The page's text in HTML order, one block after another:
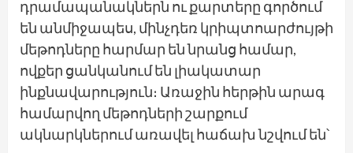
դրամապանակներն ու քարտերը գործում
են անմիջապես, մինչդեռ կրիպտոարժույթի
մեթոդները հարմար են նրանց համար,
ովքեր ցանկանում են լիակատար
ինքնավարություն։ Առաջին հերթին արագ
համարվող մեթոդների շարքում
ակնարկներում առավել հաճախ նշվում են՝